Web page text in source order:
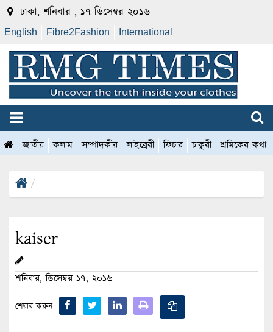
ঢাকা, শনিবার , ১৭ ডিসেম্বর ২০১৬
English Fibre2Fashion International
জাতীয় কলাম সম্পাদকীয় লাইব্রেরী ফিচার চাকুরী শ্রমিকের কথা
kaiser
শনিবার, ডিসেম্বর ১৭, ২০১৬
শেয়ার করুন